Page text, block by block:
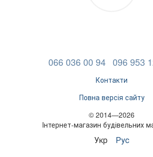
066 036 00 94 096 953
Контакти
Повна версія сайту
© 2014—2026
Інтернет-магазин будівельних
Укр Рус